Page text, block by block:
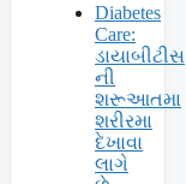
Diabetes
Care:
ડાયાબીટીસ
ની
શરૂઆતમા
શરીરમા
દેખાવા
લાગે